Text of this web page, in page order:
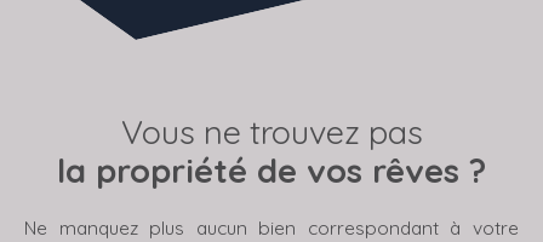
Vous ne trouvez pas
la propriété de vos rêves ?
Ne manquez plus aucun bien correspondant à votre